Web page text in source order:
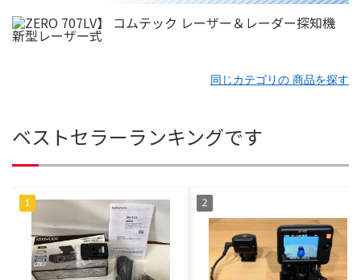
同じカテゴリの 商品を探す
ベストセラーランキングです